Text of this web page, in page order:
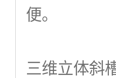
便。
三维立体斜